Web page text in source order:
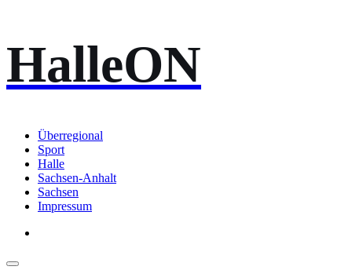
Inhalt
springen
HalleON
Überregional
Sport
Halle
Sachsen-Anhalt
Sachsen
Impressum